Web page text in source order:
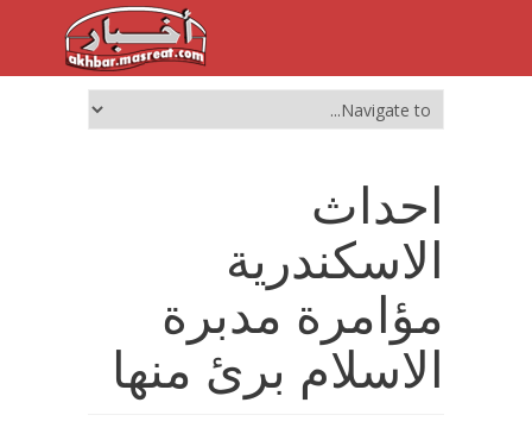
احداث
الاسكندرية
مؤامرة مدبرة
الاسلام برئ منها